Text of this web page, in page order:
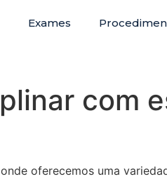
Exames
com
oferecemos uma